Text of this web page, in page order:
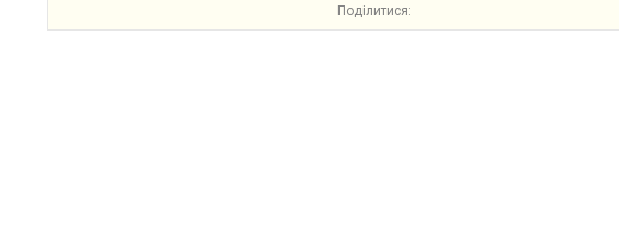
Поділитися: